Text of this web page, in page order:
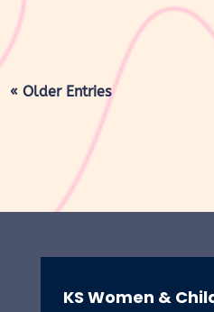
« Older Entries
KS Women &